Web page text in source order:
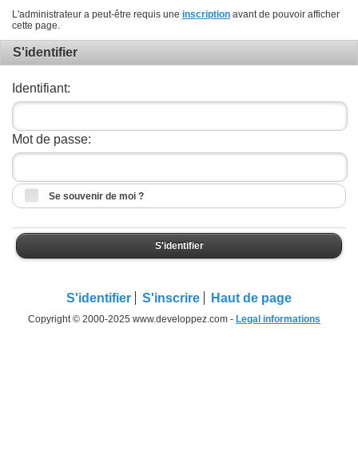
L'administrateur a peut-être requis une inscription avant de pouvoir afficher
cette page.
S'identifier
Identifiant:
Mot de passe:
Se souvenir de moi ?
S'identifier
S'identifier S'inscrire Haut de page
Copyright © 2000-2025 www.developpez.com - Legal informations